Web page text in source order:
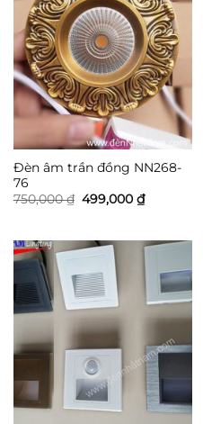
Đèn âm trần đồng NN268-
76
750,000₫ Giá
499,000 ₫Giá
hiện
499,000 ₫.